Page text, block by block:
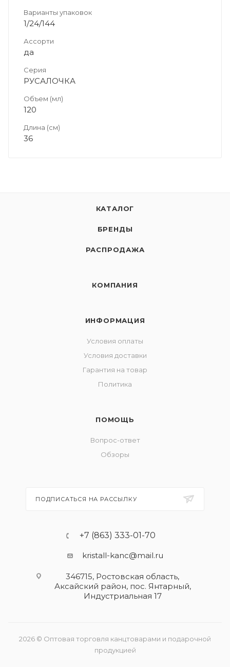
Варианты упаковок
1/24/144
Ассорти
да
Серия
РУСАЛОЧКА
Объем (мл)
120
Длина (см)
36
КАТАЛОГ
БРЕНДЫ
РАСПРОДАЖА
КОМПАНИЯ
ИНФОРМАЦИЯ
Условия оплаты
Условия доставки
Гарантия на товар
Политика
ПОМОЩЬ
Вопрос-ответ
Обзоры
ПОДПИСАТЬСЯ НА РАССЫЛКУ
+7 (863) 333-01-70
kristall-kanc@mail.ru
346715, Ростовская область​,
Аксайский район, пос. Янтарный,
Индустриальная 17
2026 © Оптовая торговля канцтоварами и подарочной
продукцией